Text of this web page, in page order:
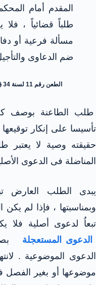
المقدم أمام
طلباً قضائياً ، فلا
مسألة فرعية أو
ضم الدعاوى
الطعن رقم 11 لسنة 34 ق جلسة 17/1/1967 السنة 18/461/117
طلب الطاعنة بوصف
تأسيسا على إنكار
حقيقته وصية لا
المناضلة فى الدعوى
يبدى الطلب العارض
وبمناسبتها ، فإذا لم
تبعاُ لدعوى أصلية فلا
الدعوى المستعجلة
الدعوى الموضوعية .
موضوعها أو بغير الفصل